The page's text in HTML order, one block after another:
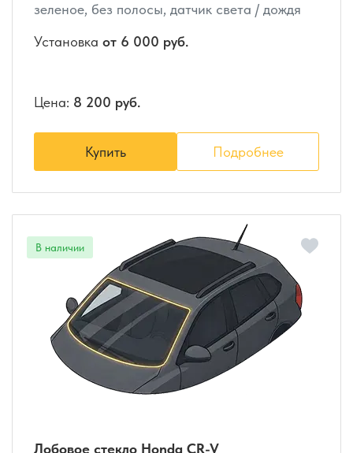
зеленое, без полосы, датчик света / дождя
Установка от 6 000 руб.
Цена: 8 200 руб.
Купить Подробнее
Лобовое стекло Honda CR-V